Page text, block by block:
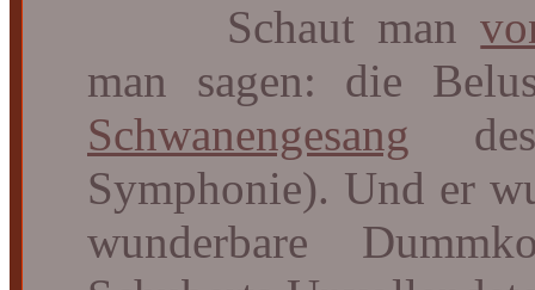
Schaut man
man sagen: die
Schwanengesang
Symphonie). Und er
wunderbare